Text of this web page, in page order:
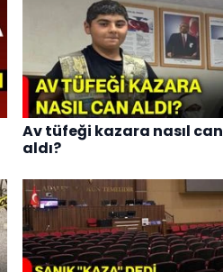
Av tüfeği kazara nasıl can
aldı?